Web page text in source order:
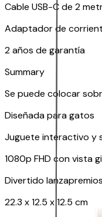
Cable USB-C de 2
Adaptador de
2 años de garantía
Summary
Se puede colocar
Diseñada para gatos
Juguete interactivo y
1080p FHD con vista
Divertido lanzapremios
22.3 x 12.5 x 12.5 cm